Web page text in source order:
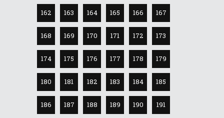
162 163 164 165 166 167
168 169 170 171 172 173
174 175 176 177 178 179
180 181 182 183 184 185
186 187 188 189 190 191